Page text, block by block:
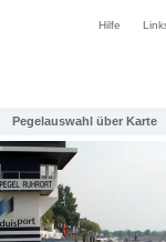
Hilfe
Pegelauswahl über Karte